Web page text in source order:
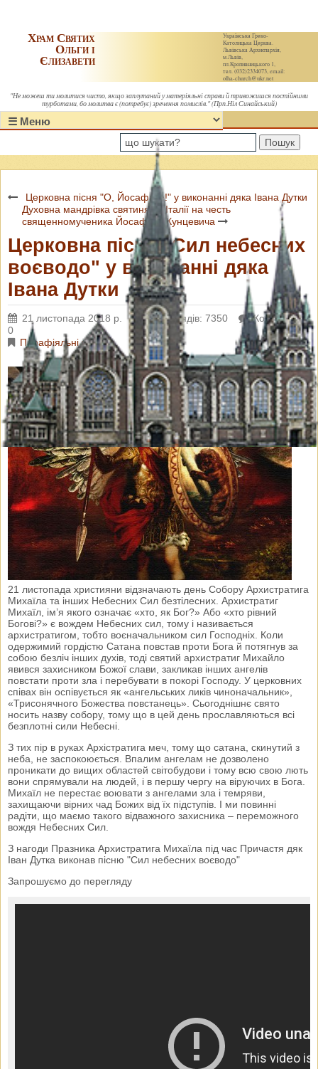
Українська Греко-
Католицька Церква.
Львівська Архиєпархія,
м.Львів,
пл.Кропивницького 1,
тел. (032)2334073, email:
olha-church@ukr.net
Храм Святих
Ольги і
Єлизавети
"Не можеш ти молитися чисто, якщо заплутаний у матеріяльні справи й тривожишся постійними
турботами, бо молитва є (потребує) зречення помислів." (Прп.Ніл Синайський)
Пошук
Церковна пісня "О, Йосафате!" у виконанні дяка Івана Дутки
Духовна мандрівка святинями Італії на честь
священномученика Йосафата Кунцевича
Церковна пісня "Сил небесних
воєводо" у виконанні дяка
Івана Дутки
21 листопада 2018 р. Переглядів: 7350
Коментарі:
0
Парафіяльні новини
21 листопада християни відзначають день Собору Архистратига
Михаїла та інших Небесних Сил безтілесних. Архистратиг
Михаїл, ім’я якого означає «хто, як Бог?» Або «хто рівний
Богові?» є вождем Небесних сил, тому і називається
архистратигом, тобто воєначальником сил Господніх. Коли
одержимий гордістю Сатана повстав проти Бога й потягнув за
собою безліч інших духів, тоді святий архистратиг Михайло
явився захисником Божої слави, закликав інших ангелів
повстати проти зла і перебувати в покорі Господу. У церковних
співах він оспівується як «ангельських ликів чиноначальник»,
«Трисонячного Божества повстанець». Сьогоднішнє свято
носить назву собору, тому що в цей день прославляються всі
безплотні сили Небесні.
З тих пір в руках Архістратига меч, тому що сатана, скинутий з
неба, не заспокоюється. Впалим ангелам не дозволено
проникати до вищих областей світобудови і тому всю свою лють
вони спрямували на людей, і в першу чергу на віруючих в Бога.
Михаїл не перестає воювати з ангелами зла і темряви,
захищаючи вірних чад Божих від їх підступів. І ми повинні
радіти, що маємо такого відважного захисника – переможного
вождя Небесних Сил.
З нагоди Празника Архистратига Михаїла під час Причастя дяк
Іван Дутка виконав пісню "Сил небесних воєводо"
Запрошуємо до перегляду